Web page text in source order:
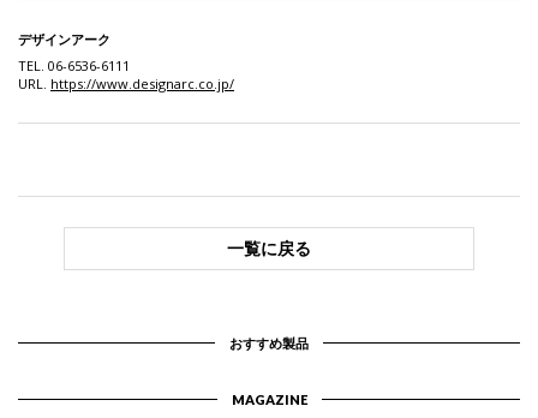
デザインアーク
TEL. 06-6536-6111
URL. https://www.designarc.co.jp/
一覧に戻る
おすすめ製品
MAGAZINE